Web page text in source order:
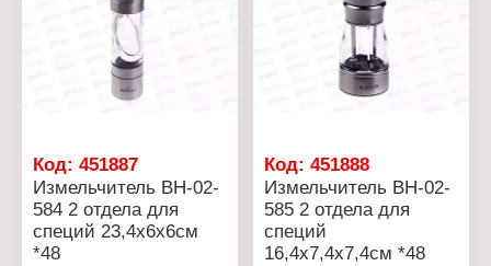
Код: 451887
Измельчитель ВН-02-
584 2 отдела для
специй 23,4х6х6см
*48
Код:451888
Измельчитель ВН-02-
585 2 отдела для
специй
16,4х7,4х7,4см *48